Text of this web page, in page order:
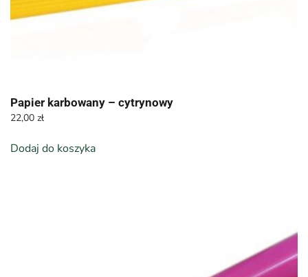
Papier karbowany – cytrynowy
22,00 zł
Dodaj do koszyka